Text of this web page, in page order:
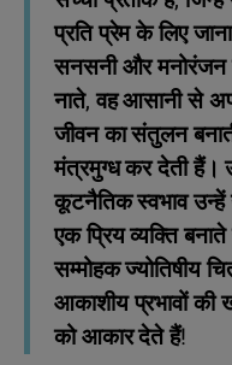
प्रति प्रेम के लिए
सनसनी और मनोरंजन
नाते, वह आसानी से
जीवन का संतुलन
मंत्रमुग्ध कर देती हैं।
कूटनैतिक स्वभाव
एक प्रिय व्यक्ति
सम्मोहक ज्योतिषीय
आकाशीय प्रभावों
को आकार देते हैं!